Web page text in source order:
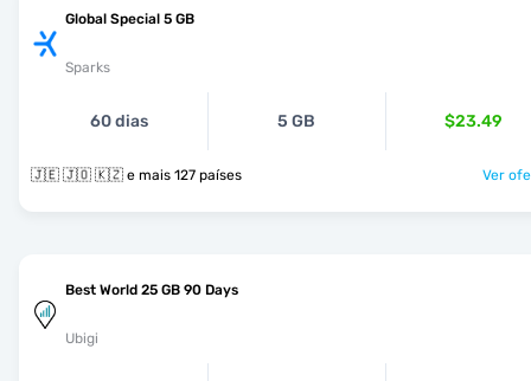
Global Special 5 GB
Sparks
60 dias 5 GB $23.49
🇯🇪 🇯🇴 🇰🇿 e mais 127 países Ver
Best World 25 GB 90 Days
Ubigi